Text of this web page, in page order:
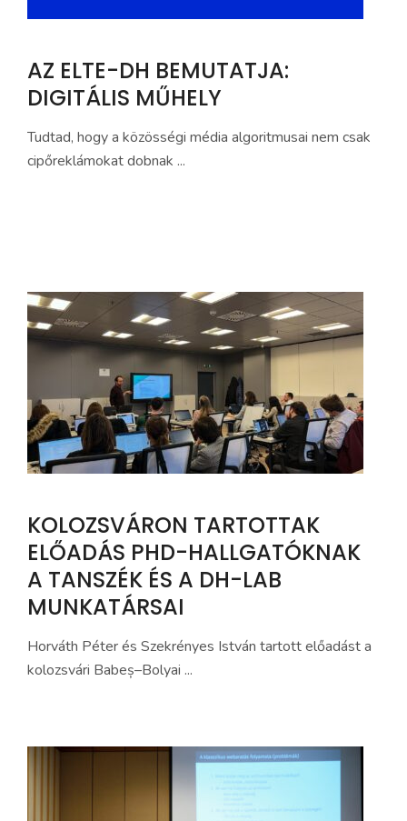
AZ ELTE-DH BEMUTATJA:
DIGITÁLIS MŰHELY
Tudtad, hogy a közösségi média algoritmusai nem csak
cipőreklámokat dobnak ...
KOLOZSVÁRON TARTOTTAK
ELŐADÁS PHD-HALLGATÓKNAK
A TANSZÉK ÉS A DH-LAB
MUNKATÁRSAI
Horváth Péter és Szekrényes István tartott előadást a
kolozsvári Babeș–Bolyai ...